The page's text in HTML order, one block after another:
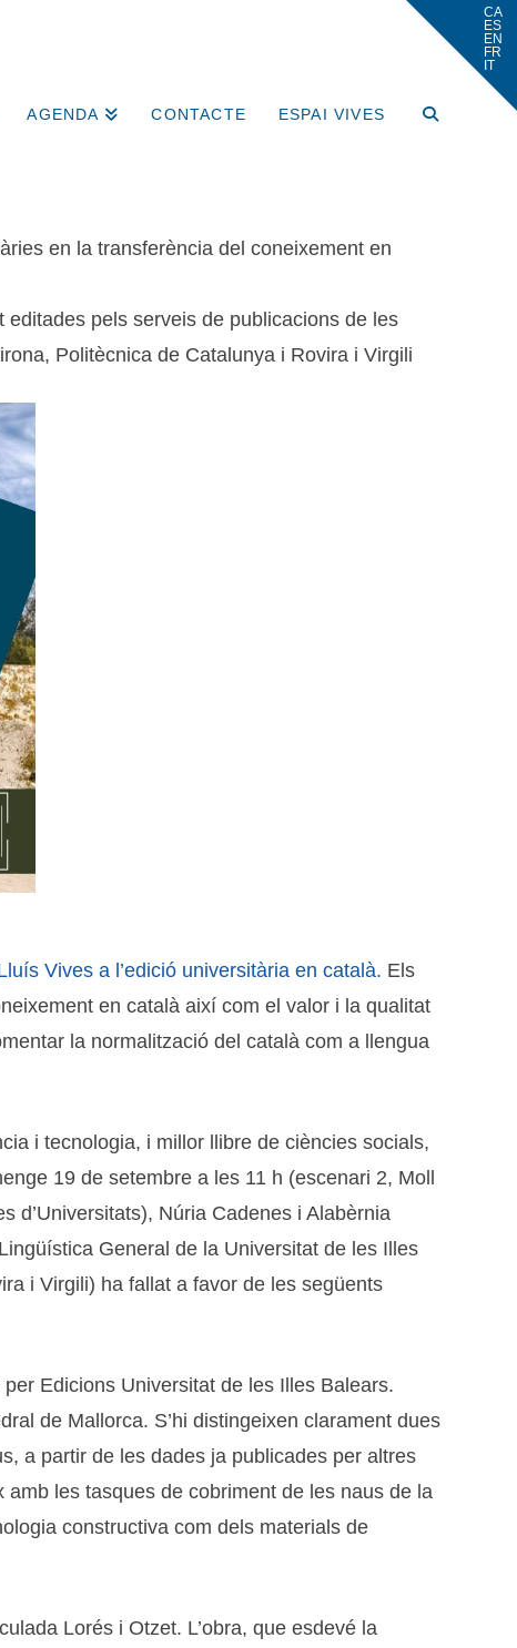
AGENDA CONTACTE ESPAI VIVES
en la transferència del coneixement en
editades pels serveis de publicacions de les
Politècnica de Catalunya i Rovira i Virgili
Vives a l’edició universitària en català. Els
en català així com el valor i la qualitat
la normalització del català com a llengua
i tecnologia, i millor llibre de ciències socials,
19 de setembre a les 11 h (escenari 2, Moll
d’Universitats), Núria Cadenes i Alabèrnia
General de la Universitat de les Illes
i Virgili) ha fallat a favor de les següents
Edicions Universitat de les Illes Balears.
de Mallorca. S’hi distingeixen clarament dues
a partir de les dades ja publicades per altres
les tasques de cobriment de les naus de la
constructiva com dels materials de
Lorés i Otzet. L’obra, que esdevé la